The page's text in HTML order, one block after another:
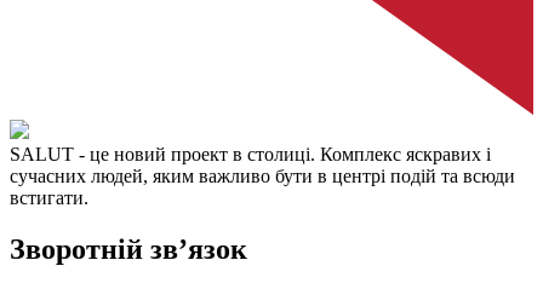
SALUT - це новий проект в столиці. Комплекс яскравих і
сучасних людей, яким важливо бути в центрі подій та всюди
встигати.
Зворотній зв’язок